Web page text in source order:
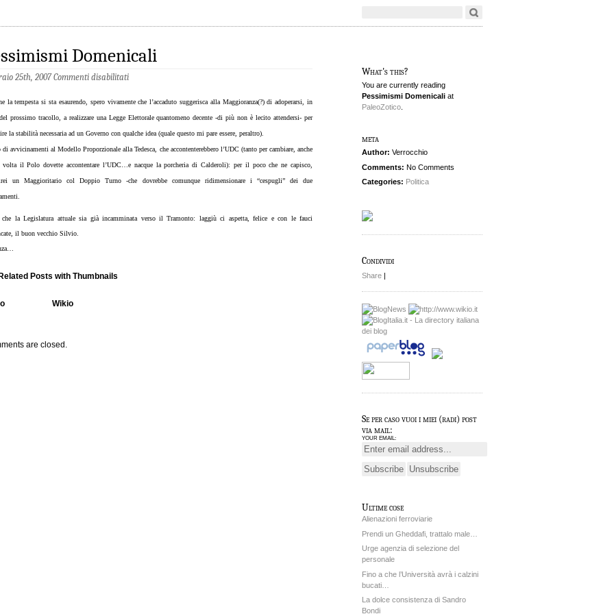
Domenicali
25th, 2007Commenti disabilitati
la tempesta si sta esaurendo, spero vivamente che l’accaduto suggerisca alla Maggioranza(?) di adoperarsi, in
prossimo tracollo, a realizzare una Legge Elettorale quantomeno decente -di più non è lecito attendersi- per
la stabilità necessaria ad un Governo con qualche idea (quale questo mi pare essere, peraltro).
di avvicinamenti al Modello Proporzionale alla Tedesca, che accontenterebbero l’UDC (tanto per cambiare, anche
volta il Polo dovette accontentare l’UDC…e nacque la porcheria di Calderoli): per il poco che ne capisco,
un Maggioritario col Doppio Turno -che dovrebbe comunque ridimensionare i “cespugli” dei due
che la Legislatura attuale sia già incamminata verso il Tramonto: laggiù ci aspetta, felice e con le fauci
il buon vecchio Silvio.
Wikio
are closed.
What's this?
You are currently reading
Pessimismi Domenicali at
PaleoZotico
meta
Author: Verrocchio
Comments: No Comments
Categories: Politica
Condividi
Share |
Se per caso vuoi i miei (radi) post
via mail:
YOUR EMAIL:
Ultime cose
Alienazioni ferroviarie
Prendi un Gheddafi, trattalo male…
Urge agenzia di selezione del
personale
Fino a che l’Università avrà i calzini
bucati…
La dolce consistenza di Sandro
Bondi